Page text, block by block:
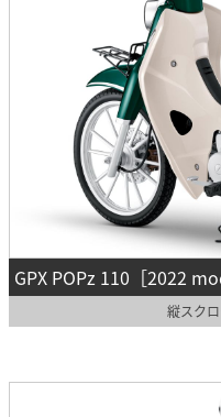
GPX POPz 110［2022
縦スク